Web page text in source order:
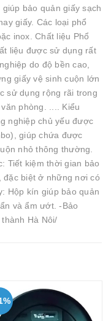
bảo quản giấy sạch
giấy. Các loại phổ
inox. Chất liệu Phổ
liệu được sử dụng rất
do độ bền cao,
giấy vệ sinh cuộn lớn
sử dụng rộng rãi trong
phòng. .... Kiểu
nghiệp chủ yếu được
giúp chứa được
nhỏ thông thường.
Tiết kiệm thời gian bảo
đặc biệt ở những nơi có
Hộp kín giúp bảo quản
và ẩm ướt. -Bảo
Hà Nôi/